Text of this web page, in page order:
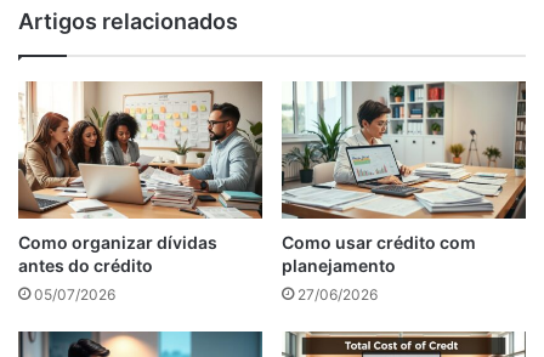
Artigos relacionados
Como organizar dívidas
antes do crédito
05/07/2026
Como usar crédito com
planejamento
27/06/2026